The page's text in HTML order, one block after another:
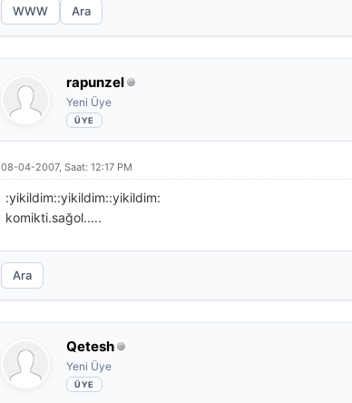
WWW Ara
rapunzel
Yeni Üye
08-04-2007, Saat: 12:17 PM
:yikildim::yikildim::yikildim:
komikti.sağol.....
Ara
Qetesh
Yeni Üye